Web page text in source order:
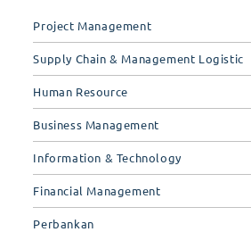
Project Management
Supply Chain & Management Logistic
Human Resource
Business Management
Information & Technology
Financial Management
Perbankan